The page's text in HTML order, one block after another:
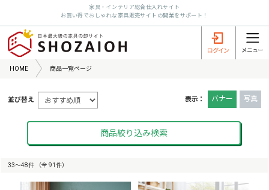
家具・インテリア総合仕入れサイト
お買い得でおしゃれな家具販売サイトの開業をサポート！
HOME 商品一覧ページ
表示： バナー 写真
並び替え
商品絞り込み検索
33〜48件 （全 91件）